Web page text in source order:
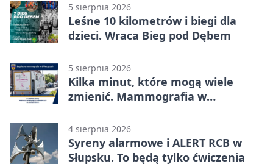
5 sierpnia 2026
Leśne 10 kilometrów i biegi dla
dzieci. Wraca Bieg pod Dębem
5 sierpnia 2026
Kilka minut, które mogą wiele
zmienić. Mammografia w
4 sierpnia 2026
Syreny alarmowe i ALERT RCB w
Słupsku. To będą tylko ćwiczenia